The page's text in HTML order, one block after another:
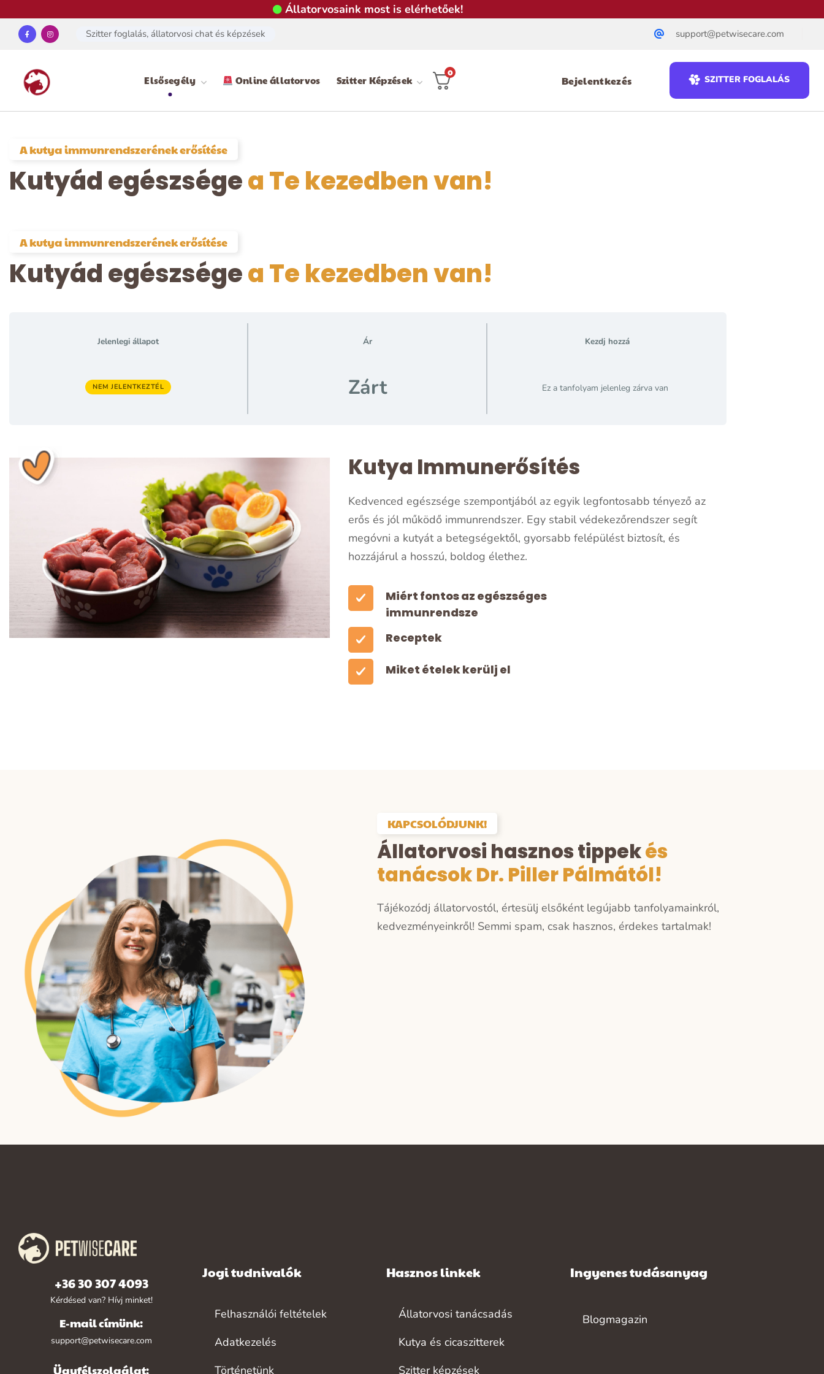
Állatorvosaink most is elérhetőek!
Szitter foglalás, állatorvosi chat és képzések support@petwisecare.com
Elsősegély Online állatorvos Szitter Képzések
0
Bejelentkezés SZITTER FOGLALÁS
A kutya immunrendszerének erősítése
Kutyád egészségea Te kezedben van!
A kutya immunrendszerének erősítése
Kutyád egészségea Te kezedben van!
Jelenlegi állapot
NEM JELENTKEZTÉL
Ár
Zárt
Kezdj hozzá
Ez a tanfolyam jelenleg zárva van
Kutya Immunerősítés
Kedvenced egészsége szempontjából az egyik legfontosabb tényező az
erős és jól működő immunrendszer. Egy stabil védekezőrendszer segít
megóvni a kutyát a betegségektől, gyorsabb felépülést biztosít, és
hozzájárul a hosszú, boldog élethez.
Miért fontos az egészséges
immunrendsze
Receptek
Miket ételek kerülj el
KAPCSOLÓDJUNK!
Állatorvosi hasznos tippekés
tanácsok Dr. Piller Pálmától!
Tájékozódj állatorvostól, értesülj elsőként legújabb tanfolyamainkról,
kedvezményeinkről! Semmi spam, csak hasznos, érdekes tartalmak!
+36 30 307 4093
Kérdésed van? Hívj minket!
E-mail címünk:
support@petwisecare.com
Ügyfélszolgálat:
Jogi tudnivalók
Felhasználói feltételek
Adatkezelés
Történetünk
Hasznos linkek
Állatorvosi tanácsadás
Kutya és cicaszitterek
Szitter képzések
Ingyenes tudásanyag
Blogmagazin